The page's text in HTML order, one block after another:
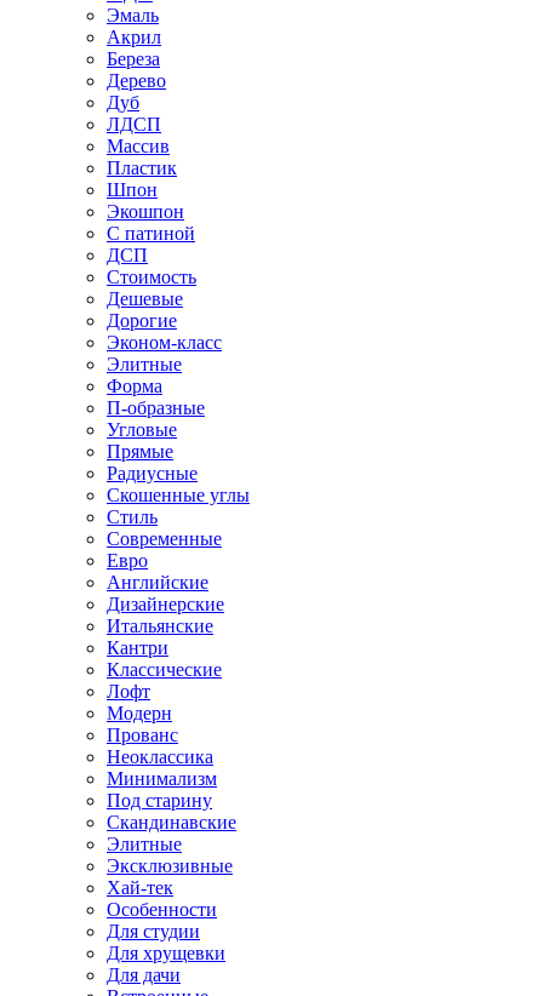
Эмаль
Акрил
Береза
Дерево
Дуб
ЛДСП
Массив
Пластик
Шпон
Экошпон
С патиной
ДСП
Стоимость
Дешевые
Дорогие
Эконом-класс
Элитные
Форма
П-образные
Угловые
Прямые
Радиусные
Скошенные углы
Стиль
Современные
Евро
Английские
Дизайнерские
Итальянские
Кантри
Классические
Лофт
Модерн
Прованс
Неоклассика
Минимализм
Под старину
Скандинавские
Элитные
Эксклюзивные
Хай-тек
Особенности
Для студии
Для хрущевки
Для дачи